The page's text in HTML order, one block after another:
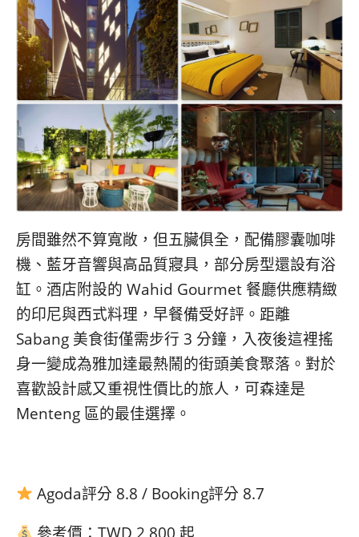
房間雖然不算寬敞，但五臟俱全，配備膠囊咖啡
機、藍牙音響與高品質寢具，部分房型還設有浴
缸。酒店附設的 Wahid Gourmet 餐廳供應精緻
的印尼與西式料理，早餐備受好評。距離
Sabang 美食街僅需步行 3 分鐘，入夜後這裡搖
身一變成為雅加達最熱鬧的街頭美食聚落。對於
喜歡設計感又重視性價比的旅人，可森達是
Menteng 區的最佳選擇。
Agoda評分 8.8 / Booking評分 8.7
參考價：TWD 2,800 起